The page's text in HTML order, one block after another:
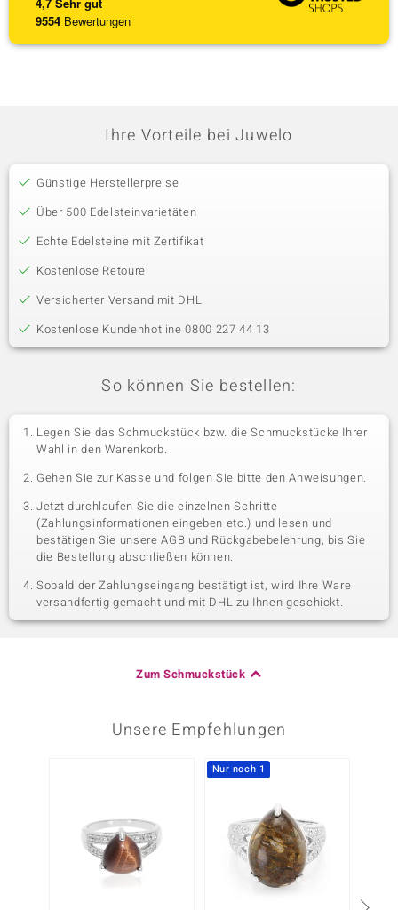
9554 Bewertungen
Ihre Vorteile bei Juwelo
Günstige Herstellerpreise
Über 500 Edelsteinvarietäten
Echte Edelsteine mit Zertifikat
Kostenlose Retoure
Versicherter Versand mit DHL
Kostenlose Kundenhotline 0800 227 44 13
So können Sie bestellen:
Legen Sie das Schmuckstück bzw. die Schmuckstücke Ihrer
Wahl in den Warenkorb.
Gehen Sie zur Kasse und folgen Sie bitte den Anweisungen.
Jetzt durchlaufen Sie die einzelnen Schritte
(Zahlungsinformationen eingeben etc.) und lesen und
bestätigen Sie unsere AGB und Rückgabebelehrung, bis Sie
die Bestellung abschließen können.
Sobald der Zahlungseingang bestätigt ist, wird Ihre Ware
versandfertig gemacht und mit DHL zu Ihnen geschickt.
Zum Schmuckstück
Unsere Empfehlungen
Nur noch 1